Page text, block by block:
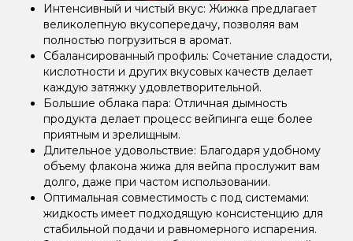
Интенсивный и чистый вкус: Жижка предлагает
великолепную вкусопередачу, позволяя вам
полностью погрузиться в аромат.
Сбалансированный профиль: Сочетание сладости,
кислотности и других вкусовых качеств делает
каждую затяжку удовлетворительной.
Большие облака пара: Отличная дымность
продукта делает процесс вейпинга еще более
приятным и зрелищным.
Длительное удовольствие: Благодаря удобному
объему флакона жижа для вейпа прослужит вам
долго, даже при частом использовании.
Оптимальная совместимость с под системами:
жидкость имеет подходящую консистенцию для
стабильной подачи и равномерного испарения.